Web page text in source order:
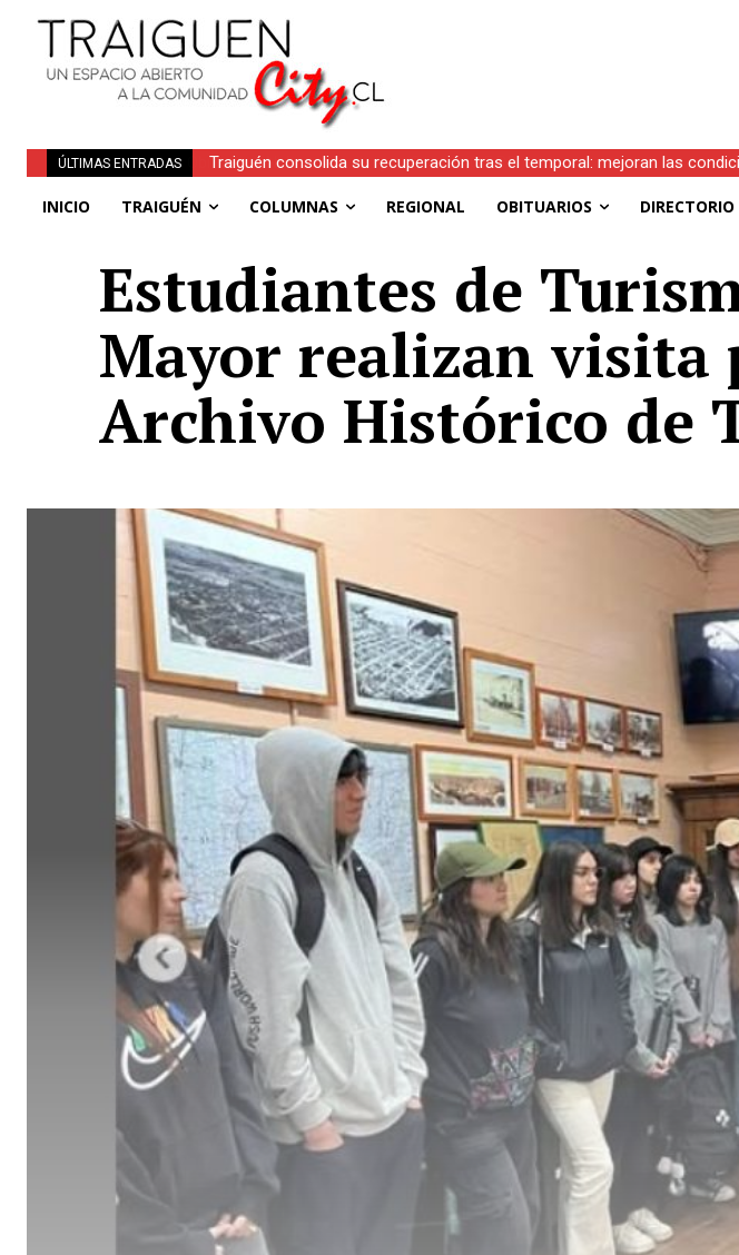
ÚLTIMAS ENTRADAS
Traiguén consolida su recuperación tras el temporal: mejoran las
INICIO TRAIGUÉN COLUMNAS REGIONAL OBITUARIOS DIRECTORIO
Estudiantes de
Mayor realizan
Archivo Histórico de